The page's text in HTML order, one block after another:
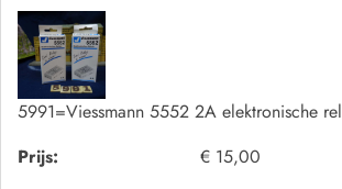
5991=Viessmann 5552 2A elektronische
Prijs:
€ 15,00